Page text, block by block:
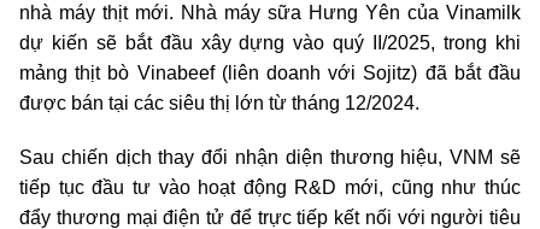
nhà máy thịt mới. Nhà máy sữa Hưng Yên của Vinamilk
dự kiến sẽ bắt đầu xây dựng vào quý II/2025, trong khi
mảng thịt bò Vinabeef (liên doanh với Sojitz) đã bắt đầu
được bán tại các siêu thị lớn từ tháng 12/2024.
Sau chiến dịch thay đổi nhận diện thương hiệu, VNM sẽ
tiếp tục đầu tư vào hoạt động R&D mới, cũng như thúc
đẩy thương mại điện tử để trực tiếp kết nối với người tiêu